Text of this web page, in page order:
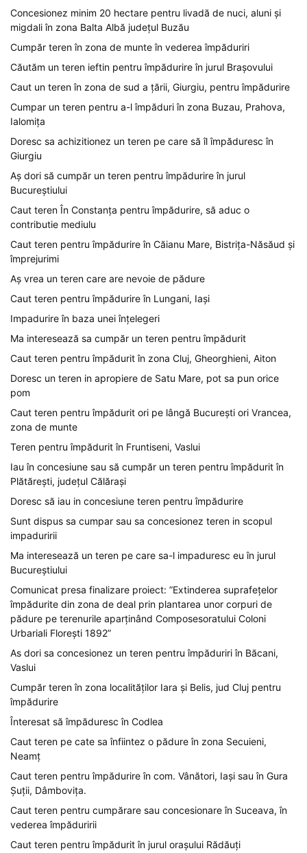
Concesionez minim 20 hectare pentru livadă de nuci, aluni și
migdali în zona Balta Albă județul Buzău
Cumpăr teren în zona de munte în vederea împăduriri
Căutăm un teren ieftin pentru împădurire în jurul Brașovului
Caut un teren în zona de sud a țării, Giurgiu, pentru împădurire
Cumpar un teren pentru a-l împăduri în zona Buzau, Prahova,
Ialomița
Doresc sa achizitionez un teren pe care să îl împăduresc în
Giurgiu
Aș dori să cumpăr un teren pentru împădurire în jurul
Bucureștiului
Caut teren În Constanța pentru împădurire, să aduc o
contributie mediulu
Caut teren pentru împădurire în Căianu Mare, Bistrița-Năsăud și
împrejurimi
Aș vrea un teren care are nevoie de pădure
Caut teren pentru împădurire în Lungani, Iași
Impadurire în baza unei înțelegeri
Ma interesează sa cumpăr un teren pentru împădurit
Caut teren pentru împădurit în zona Cluj, Gheorghieni, Aiton
Doresc un teren in apropiere de Satu Mare, pot sa pun orice
pom
Caut teren pentru împădurit ori pe lângă București ori Vrancea,
zona de munte
Teren pentru împădurit în Fruntiseni, Vaslui
Iau în concesiune sau să cumpăr un teren pentru împădurit în
Plătărești, județul Călărași
Doresc să iau in concesiune teren pentru împădurire
Sunt dispus sa cumpar sau sa concesionez teren in scopul
impaduririi
Ma interesează un teren pe care sa-l impaduresc eu în jurul
Bucureștiului
Comunicat presa finalizare proiect: ”Extinderea suprafețelor
împădurite din zona de deal prin plantarea unor corpuri de
pădure pe terenurile aparținând Composesoratului Coloni
Urbariali Florești 1892”
As dori sa concesionez un teren pentru împăduriri în Băcani,
Vaslui
Cumpăr teren în zona localităților Iara și Belis, jud Cluj pentru
împădurire
Înteresat să împăduresc în Codlea
Caut teren pe cate sa înfiintez o pădure în zona Secuieni,
Neamț
Caut teren pentru împădurire în com. Vânători, Iași sau în Gura
Șuții, Dâmbovița.
Caut teren pentru cumpărare sau concesionare în Suceava, în
vederea împăduririi
Caut teren pentru împădurit în jurul orașului Rădăuți